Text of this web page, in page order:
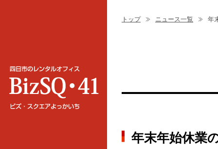
トップ ニュース一覧 年
年末年始休業